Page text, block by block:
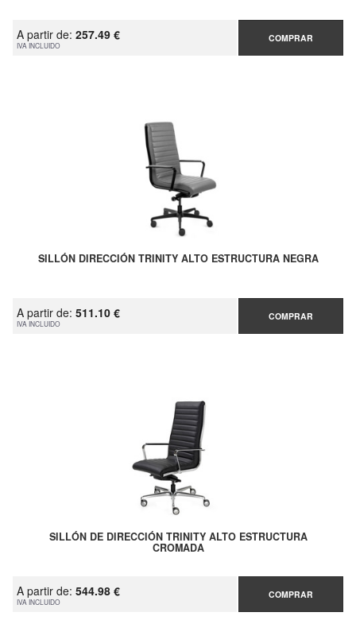
A partir de: 257.49 €
IVA INCLUIDO
COMPRAR
SILLÓN DIRECCIÓN TRINITY ALTO ESTRUCTURA NEGRA
A partir de: 511.10 €
IVA INCLUIDO
COMPRAR
SILLÓN DE DIRECCIÓN TRINITY ALTO ESTRUCTURA
CROMADA
A partir de: 544.98 €
IVA INCLUIDO
COMPRAR